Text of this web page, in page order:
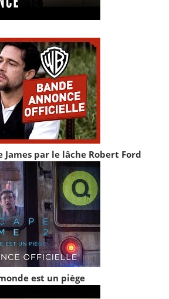
James par le lâche Robert Ford
est un piège